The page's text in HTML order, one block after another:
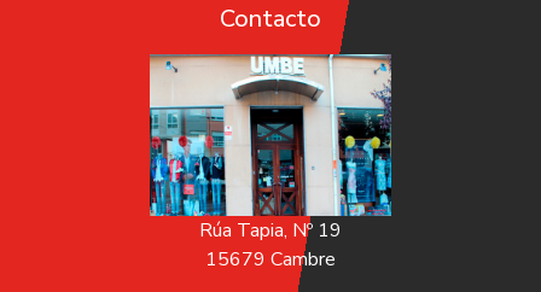
Contacto
Rúa Tapia, Nº 19
15679 Cambre